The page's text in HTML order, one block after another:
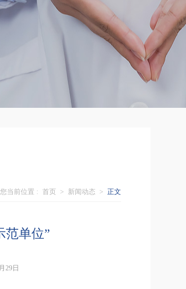
您当前位置 : 首页 > 新闻动态 > 正文
范单位”
29日